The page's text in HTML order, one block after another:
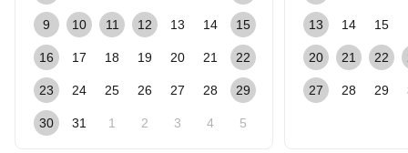
9 10 11 12 13 14 15
16 17 18 19 20 21 22
23 24 25 26 27 28 29
30 31 1 2 3 4 5
13 14 15
20 21 22
27 28 29